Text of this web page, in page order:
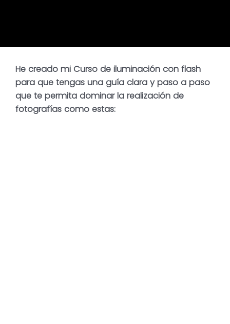
He creado mi Curso de iluminación con flash
para que tengas una guía clara y paso a paso
que te permita dominar la realización de
fotografías como estas: